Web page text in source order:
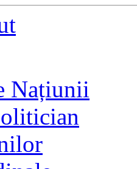
Națiunii